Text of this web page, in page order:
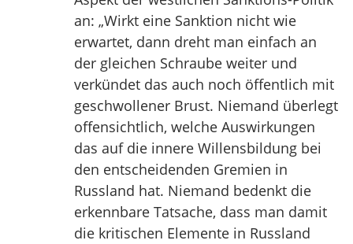
an: „Wirkt eine Sanktion nicht wie
erwartet, dann dreht man einfach an
der gleichen Schraube weiter und
verkündet das auch noch öffentlich mit
geschwollener Brust. Niemand überlegt
offensichtlich, welche Auswirkungen
das auf die innere Willensbildung bei
den entscheidenden Gremien in
Russland hat. Niemand bedenkt die
erkennbare Tatsache, dass man damit
die kritischen Elemente in Russland